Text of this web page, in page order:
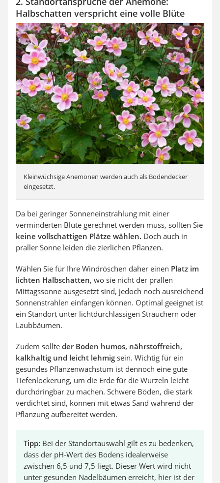
Halbschatten verspricht eine volle Blüte
Kleinwüchsige Anemonen werden auch als Bodendecker
eingesetzt.
Da bei geringer Sonneneinstrahlung mit einer
verminderten Blüte gerechnet werden muss, sollten Sie
keine vollschattigen Plätze wählen. Doch auch in
praller Sonne leiden die zierlichen Pflanzen.
Wählen Sie für Ihre Windröschen daher einen Platz im
lichten Halbschatten, wo sie nicht der prallen
Mittagssonne ausgesetzt sind, jedoch noch ausreichend
Sonnenstrahlen einfangen können. Optimal geeignet ist
ein Standort unter lichtdurchlässigen Sträuchern oder
Laubbäumen.
Zudem sollte der Boden humos, nährstoffreich,
kalkhaltig und leicht lehmig sein. Wichtig für ein
gesundes Pflanzenwachstum ist dennoch eine gute
Tiefenlockerung, um die Erde für die Wurzeln leicht
durchdringbar zu machen. Schwere Böden, die stark
verdichtet sind, können mit etwas Sand während der
Pflanzung aufbereitet werden.
Tipp: Bei der Standortauswahl gilt es zu bedenken,
dass der pH-Wert des Bodens idealerweise
zwischen 6,5 und 7,5 liegt. Dieser Wert wird nicht
unter gesunden Nadelbäumen erreicht, hier ist der